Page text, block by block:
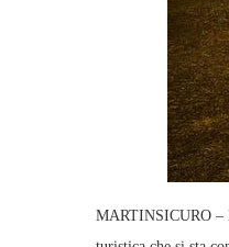
MARTINSICURO –